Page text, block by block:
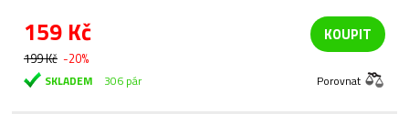
159 Kč
199 Kč -20%
KOUPIT
SKLADEM 306 pár Porovnat